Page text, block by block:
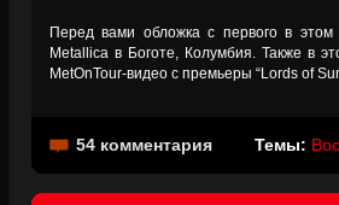
Перед вами обложка с первого в этом
Metallica в Боготе, Колумбия. Также в
MetOnTour-видео с премьеры “Lords of
54 комментария Темы: